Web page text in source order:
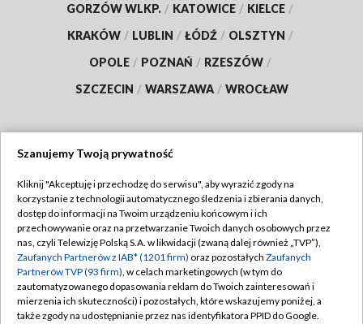
GORZÓW WLKP. / KATOWICE / KIELCE /
KRAKÓW / LUBLIN / ŁÓDŹ / OLSZTYN /
OPOLE / POZNAŃ / RZESZÓW /
SZCZECIN / WARSZAWA / WROCŁAW
TVP
Abonament TVP
Emisja w TVP
Centrum informacji TVP
Naziemna Telewizja Cyfrowa
Regulamin TVP
Polityka prywatności
Moje zgody
Pomoc
Szanujemy Twoją prywatność
Kliknij "Akceptuję i przechodzę do serwisu", aby wyrazić zgody na
korzystanie z technologii automatycznego śledzenia i zbierania danych,
dostęp do informacji na Twoim urządzeniu końcowym i ich
przechowywanie oraz na przetwarzanie Twoich danych osobowych przez
nas, czyli Telewizję Polską S.A. w likwidacji (zwaną dalej również „TVP”),
Zaufanych Partnerów z IAB* (1201 firm) oraz pozostałych Zaufanych
Partnerów TVP (93 firm), w celach marketingowych (w tym do
zautomatyzowanego dopasowania reklam do Twoich zainteresowań i
mierzenia ich skuteczności) i pozostałych, które wskazujemy poniżej, a
także zgody na udostępnianie przez nas identyfikatora PPID do Google.